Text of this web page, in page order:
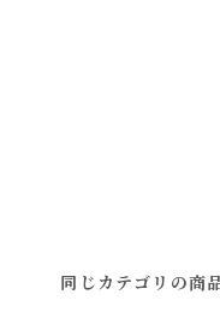
同じカテゴリの商